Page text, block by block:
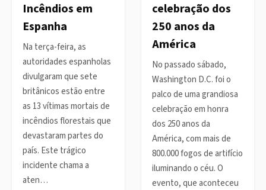
Incêndios em
Espanha
Na terça-feira, as
autoridades espanholas
divulgaram que sete
britânicos estão entre
as 13 vítimas mortais de
incêndios florestais que
devastaram partes do
país. Este trágico
incidente chama a
aten…
celebração dos
250 anos da
América
No passado sábado,
Washington D.C. foi o
palco de uma grandiosa
celebração em honra
dos 250 anos da
América, com mais de
800.000 fogos de artifício
iluminando o céu. O
evento, que aconteceu